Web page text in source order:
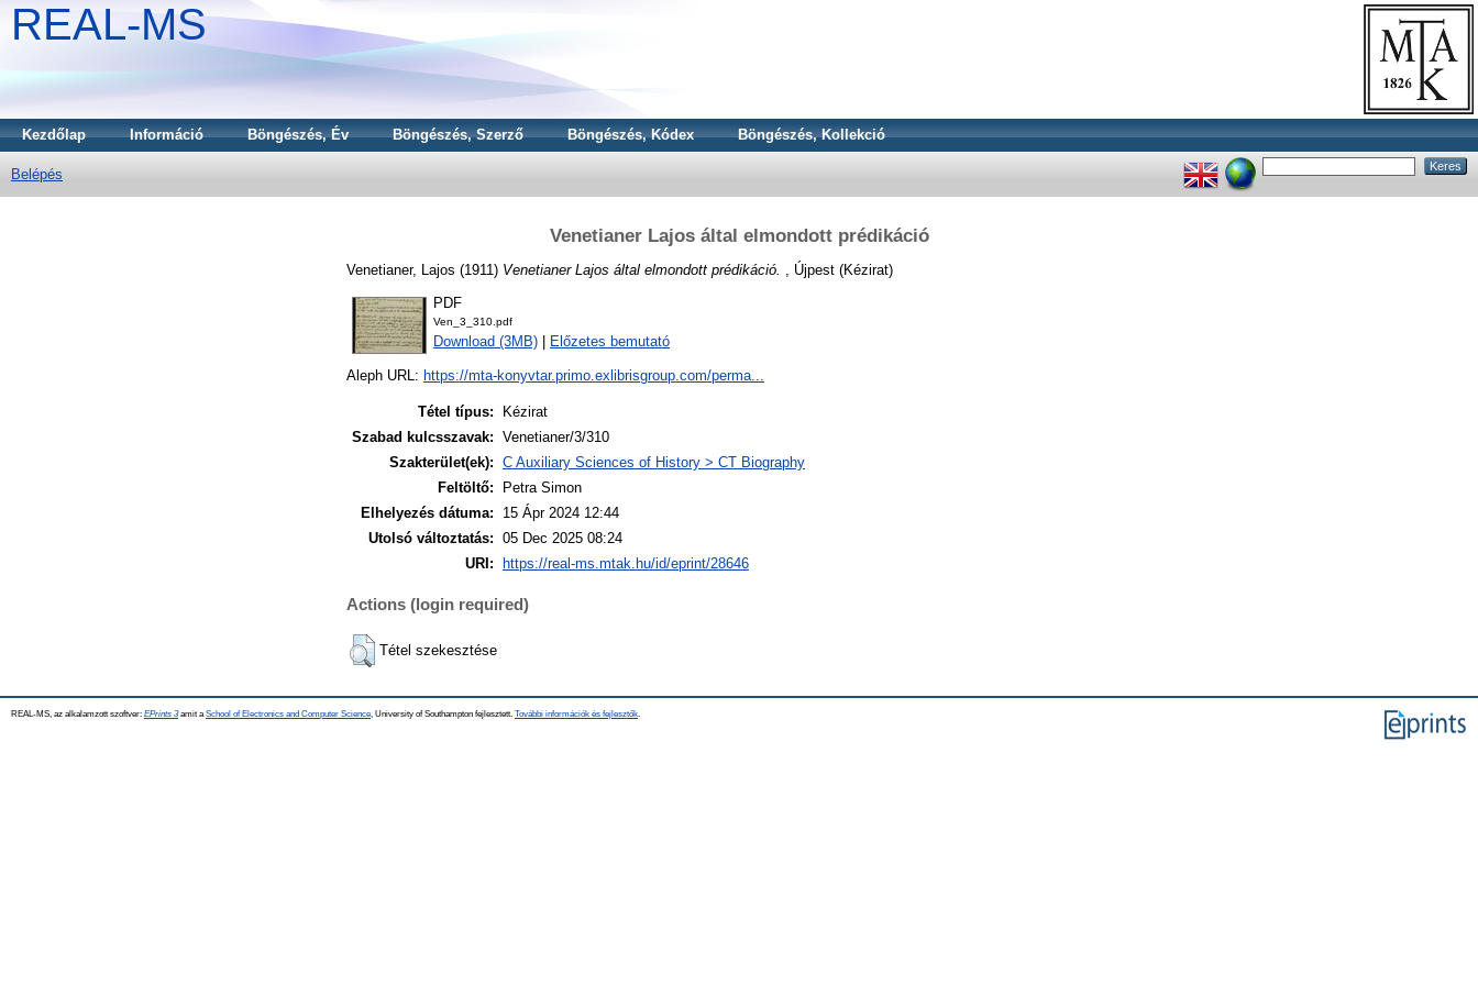
REAL-MS
Kezdőlap Információ Böngészés, Év Böngészés, Szerző Böngészés, Kódex Böngészés, Kollekció
Belépés
Venetianer Lajos által elmondott prédikáció
Venetianer, Lajos (1911) Venetianer Lajos által elmondott prédikáció. , Újpest (Kézirat)
PDF
Ven_3_310.pdf
Download (3MB) Előzetes bemutató
Aleph URL: https://mta-konyvtar.primo.exlibrisgroup.com/perma...
Tétel típus:
Kézirat
Szabad kulcsszavak: Venetianer/3/310
Szakterület(ek): C Auxiliary Sciences of History > CT Biography
Feltöltő:
Petra Simon
Elhelyezés dátuma:
15 Ápr 2024 12:44
Utolsó változtatás: 05 Dec 2025 08:24
URI:
https://real-ms.mtak.hu/id/eprint/28646
Actions (login required)
Tétel szekesztése
REAL-MS, az alkalamzott szoftver: EPrints 3amit a School of Electronics and Computer Science , University of Southampton fejlesztett. További információk és fejlesztők